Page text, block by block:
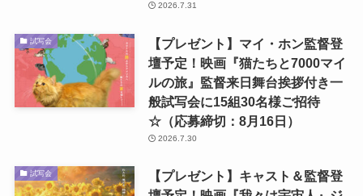
2026.7.31
試写会
【プレゼント】マイ・ホン監督登
壇予定！映画『猫たちと7000マイ
ルの旅』監督来日舞台挨拶付き一
般試写会に15組30名様ご招待
☆（応募締切：8月16日）
2026.7.30
試写会
【プレゼント】キャスト＆監督登